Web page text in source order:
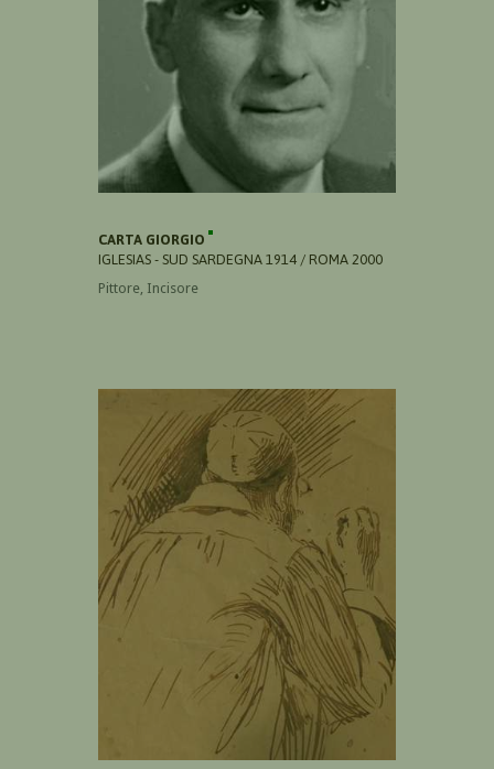
CARTA GIORGIO
IGLESIAS - SUD SARDEGNA 1914 / ROMA 2000
Pittore, Incisore